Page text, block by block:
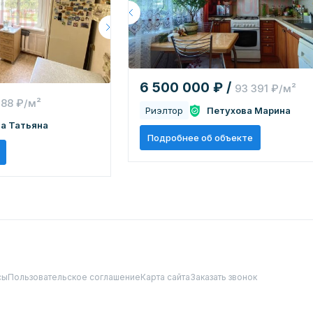
₽/м²
Татьяна
6 500 000 ₽ / 93 391 ₽/м²
Риэлтор Петухова Марина
Подробнее об объекте
Пользовательское соглашениеКарта сайтаЗаказать звонок